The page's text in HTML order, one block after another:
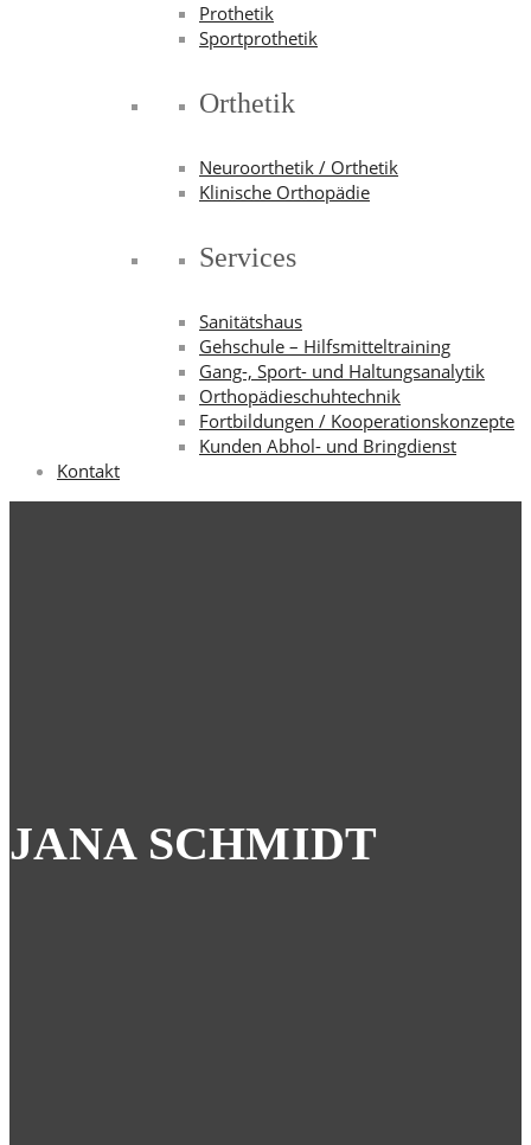
Prothetik
Sportprothetik
Orthetik
Neuroorthetik / Orthetik
Klinische Orthopädie
Services
Sanitätshaus
Gehschule – Hilfsmitteltraining
Gang-, Sport- und Haltungsanalytik
Orthopädieschuhtechnik
Fortbildungen / Kooperationskonzepte
Kunden Abhol- und Bringdienst
Kontakt
JANA SCHMIDT